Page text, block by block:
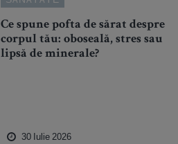
Ce spune pofta de sărat despre
corpul tău: oboseală, stres sau
lipsă de minerale?
30 Iulie 2026